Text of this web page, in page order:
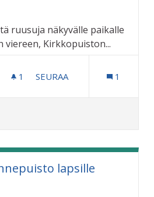
ruusuja näkyvälle paikalle
viereen, Kirkkopuiston...
1 1 SEURAAJA
SEURAA 1
lapsille